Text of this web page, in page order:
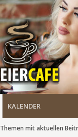
Themen mit aktuellen
KALENDER